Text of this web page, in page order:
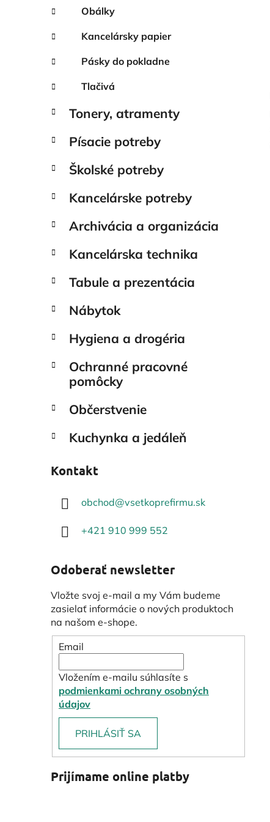
Obálky
Kancelársky papier
Pásky do pokladne
Tlačivá
Tonery, atramenty
Písacie potreby
Školské potreby
Kancelárske potreby
Archivácia a organizácia
Kancelárska technika
Tabule a prezentácia
Nábytok
Hygiena a drogéria
Ochranné pracovné
pomôcky
Občerstvenie
Kuchynka a jedáleň
Kontakt
obchod@vsetkoprefirmu.sk
+421 910 999 552
Odoberať newsletter
Vložte svoj e-mail a my Vám budeme
zasielať informácie o nových produktoch
na našom e-shope.
Email
Vložením e-mailu súhlasíte s
podmienkami ochrany osobných
údajov
PRIHLÁSIŤ SA
Prijímame online platby